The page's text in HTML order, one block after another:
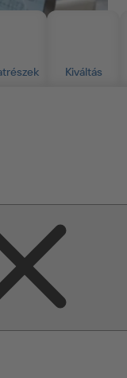
keresés
Kiváltás
információhoz